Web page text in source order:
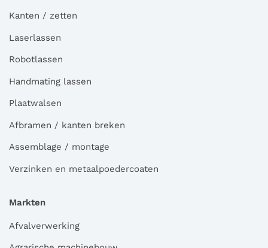
Kanten / zetten
Laserlassen
Robotlassen
Handmating lassen
Plaatwalsen
Afbramen / kanten breken
Assemblage / montage
Verzinken en metaalpoedercoaten
Markten
Afvalverwerking